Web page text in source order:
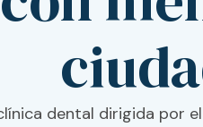
dental dirigida